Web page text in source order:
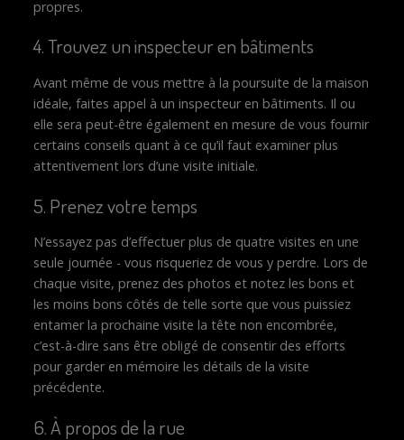
propres.
4. Trouvez un inspecteur en bâtiments
Avant même de vous mettre à la poursuite de la maison
idéale, faites appel à un inspecteur en bâtiments. Il ou
elle sera peut-être également en mesure de vous fournir
certains conseils quant à ce qu’il faut examiner plus
attentivement lors d’une visite initiale.
5. Prenez votre temps
N’essayez pas d’effectuer plus de quatre visites en une
seule journée - vous risqueriez de vous y perdre. Lors de
chaque visite, prenez des photos et notez les bons et
les moins bons côtés de telle sorte que vous puissiez
entamer la prochaine visite la tête non encombrée,
c’est-à-dire sans être obligé de consentir des efforts
pour garder en mémoire les détails de la visite
précédente.
6. À propos de la rue